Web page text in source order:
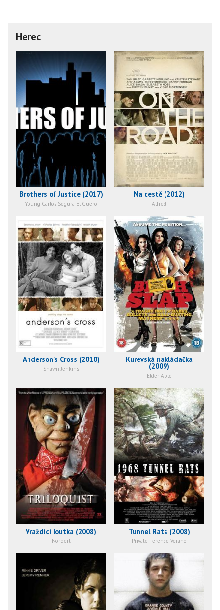
Herec
Brothers of Justice (2017)
Young Carlos Segura El Güero
Na cestě (2012)
Alfred
Anderson's Cross (2010)
Shawn Jenkins
Kurevská nakládačka
(2009)
Elder Able
Vraždící loutka (2008)
Norbert
Tunnel Rats (2008)
Private Terence Verano